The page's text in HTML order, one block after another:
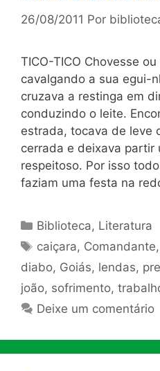
26/08/2011 Por
TICO-TICO Chovesse
cavalgando a sua egui-
cruzava a restinga em
conduzindo o leite.
estrada, tocava de leve
cerrada e deixava partir
respeitoso. Por isso
faziam uma festa na
Categorias
Biblioteca, Literatura
Tags
caiçara, Comandante,
diabo, Goiás, lendas,
joão, sofrimento,
Deixe um comentário